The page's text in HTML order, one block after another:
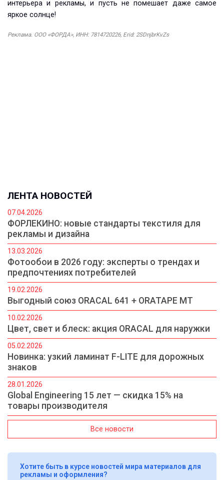
интерьера и рекламы, и пусть не помешает даже самое
яркое солнце!
Реклама. ООО «ФОРДА», ИНН: 7814720226, Erid: 2SDnjbrKvZs
ЛЕНТА НОВОСТЕЙ
07.04.2026
ФОРЛЕКИНО: новые стандарты текстиля для
рекламы и дизайна
13.03.2026
Фотообои в 2026 году: эксперты о трендах и
предпочтениях потребителей
19.02.2026
Выгодный союз ORACAL 641 + ORATAPE MT
10.02.2026
Цвет, свет и блеск: акция ORACAL для наружки
05.02.2026
Новинка: узкий ламинат F-LITE для дорожных
знаков
28.01.2026
Global Engineering 15 лет — скидка 15% на
товары производителя
Все новости
Хотите быть в курсе новостей мира материалов для
рекламы и оформления?